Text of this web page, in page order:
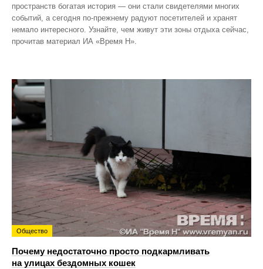
пространств богатая история — они стали свидетелями многих
событий, а сегодня по‑прежнему радуют посетителей и хранят
немало интересного. Узнайте, чем живут эти зоны отдыха сейчас,
прочитав материал ИА «Время Н».
Общество
Почему недостаточно просто подкармливать
на улицах бездомных кошек